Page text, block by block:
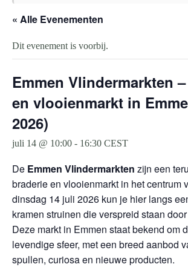
« Alle Evenementen
Dit evenement is voorbij.
Emmen Vlindermarkten
en vlooienmarkt in
2026)
juli 14 @ 10:00 - 16:30 CEST
De Emmen Vlindermarkten zijn een
braderie en vlooienmarkt in het centrum
dinsdag 14 juli 2026 kun je hier langs
kramen struinen die verspreid staan
Deze markt in Emmen staat bekend om
levendige sfeer, met een breed aanbod
spullen, curiosa en nieuwe producten.